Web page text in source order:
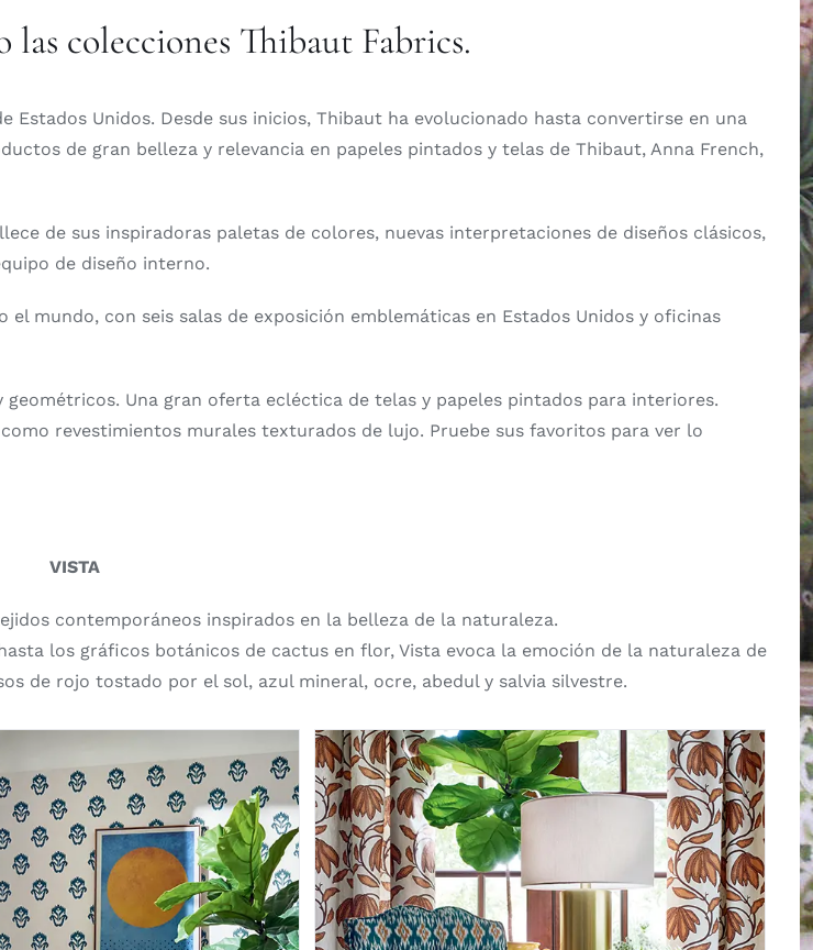
colecciones Thibaut Fabrics.
Estados Unidos. Desde sus inicios, Thibaut ha evolucionado hasta convertirse en una
de gran belleza y relevancia en papeles pintados y telas de Thibaut, Anna French,
de sus inspiradoras paletas de colores, nuevas interpretaciones de diseños clásicos,
de diseño interno.
mundo, con seis salas de exposición emblemáticas en Estados Unidos y oficinas
Una gran oferta ecléctica de telas y papeles pintados para interiores.
revestimientos murales texturados de lujo. Pruebe sus favoritos para ver lo
VISTA
contemporáneos inspirados en la belleza de la naturaleza.
los gráficos botánicos de cactus en flor, Vista evoca la emoción de la naturaleza de
de rojo tostado por el sol, azul mineral, ocre, abedul y salvia silvestre.